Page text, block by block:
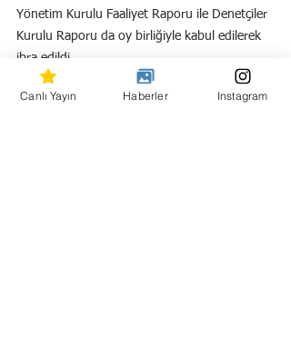
Yönetim Kurulu Faaliyet Raporu ile Denetçiler
Kurulu Raporu da oy birliğiyle kabul edilerek
ibra edildi.
Canlı Yayın Haberler Instagram